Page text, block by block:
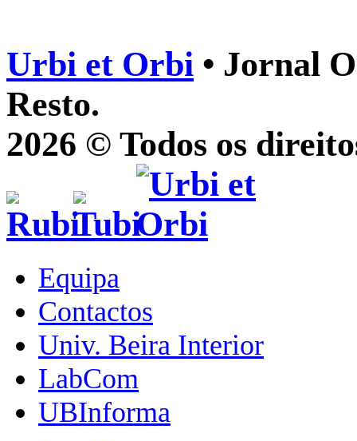
Urbi et Orbi • Jornal
Resto.
2026 © Todos os
Equipa
Contactos
Univ. Beira Interior
LabCom
UBInforma